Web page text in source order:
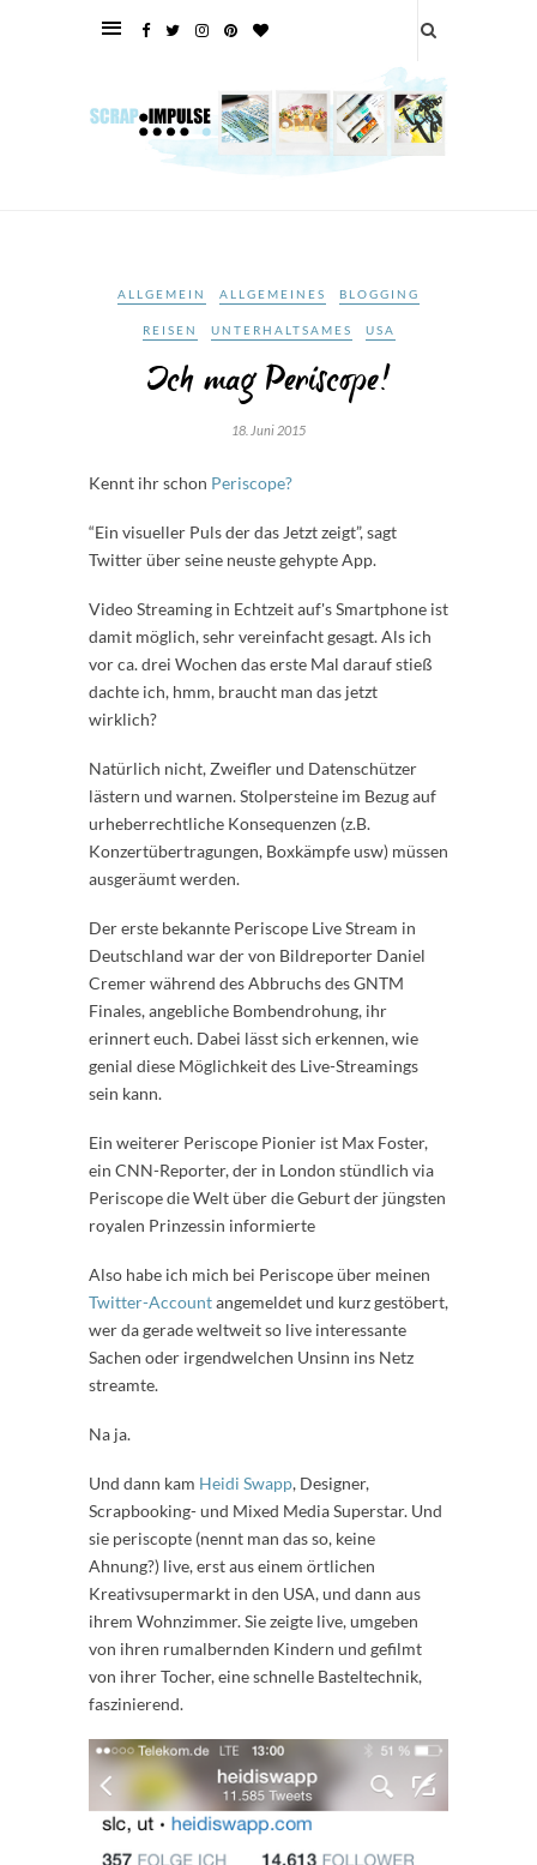
ALLGEMEIN ALLGEMEINES BLOGGING
REISEN UNTERHALTSAMES USA
Ich mag Periscope!
18. Juni 2015
Kennt ihr schon Periscope?
“Ein visueller Puls der das Jetzt zeigt”, sagt
Twitter über seine neuste gehypte App.
Video Streaming in Echtzeit auf's Smartphone ist
damit möglich, sehr vereinfacht gesagt. Als ich
vor ca. drei Wochen das erste Mal darauf stieß
dachte ich, hmm, braucht man das jetzt
wirklich?
Natürlich nicht, Zweifler und Datenschützer
lästern und warnen. Stolpersteine im Bezug auf
urheberrechtliche Konsequenzen (z.B.
Konzertübertragungen, Boxkämpfe usw) müssen
ausgeräumt werden.
Der erste bekannte Periscope Live Stream in
Deutschland war der von Bildreporter Daniel
Cremer während des Abbruchs des GNTM
Finales, angebliche Bombendrohung, ihr
erinnert euch. Dabei lässt sich erkennen, wie
genial diese Möglichkeit des Live-Streamings
sein kann.
Ein weiterer Periscope Pionier ist Max Foster,
ein CNN-Reporter, der in London stündlich via
Periscope die Welt über die Geburt der jüngsten
royalen Prinzessin informierte
Also habe ich mich bei Periscope über meinen
Twitter-Accountangemeldet und kurz gestöbert,
wer da gerade weltweit so live interessante
Sachen oder irgendwelchen Unsinn ins Netz
streamte.
Na ja.
Und dann kam Heidi Swapp, Designer,
Scrapbooking- und Mixed Media Superstar. Und
sie periscopte (nennt man das so, keine
Ahnung?) live, erst aus einem örtlichen
Kreativsupermarkt in den USA, und dann aus
ihrem Wohnzimmer. Sie zeigte live, umgeben
von ihren rumalbernden Kindern und gefilmt
von ihrer Tocher, eine schnelle Basteltechnik,
faszinierend.